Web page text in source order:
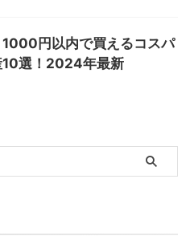
1000円以内で買えるコスパ
10選！2024年最新